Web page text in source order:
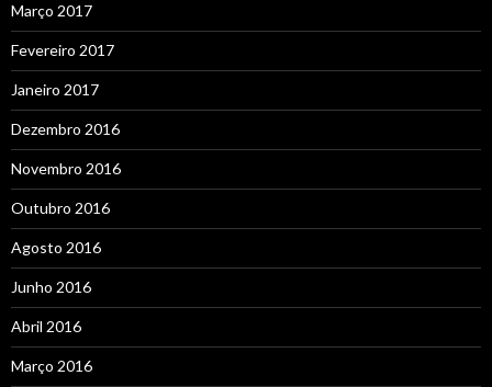
Março 2017
Fevereiro 2017
Janeiro 2017
Dezembro 2016
Novembro 2016
Outubro 2016
Agosto 2016
Junho 2016
Abril 2016
Março 2016